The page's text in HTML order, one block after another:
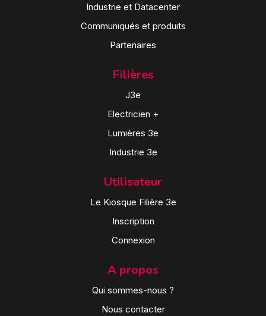
Industrie et Datacenter
Communiqués et produits
Partenaires
Filières
J3e
Electricien +
Lumières 3e
Industrie 3e
Utilisateur
Le Kiosque Filière 3e
Inscription
Connexion
A propos
Qui sommes-nous ?
Nous contacter